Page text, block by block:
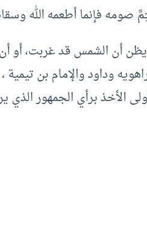
فإنما أطعمه الله
أن الشمس قد غربت، أو
وداود والإمام بن
الأخذ برأي الجمهور الذي